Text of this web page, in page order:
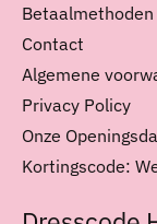
Betaalmethoden
Contact
Algemene
Privacy Policy
Onze
Kortingscode: